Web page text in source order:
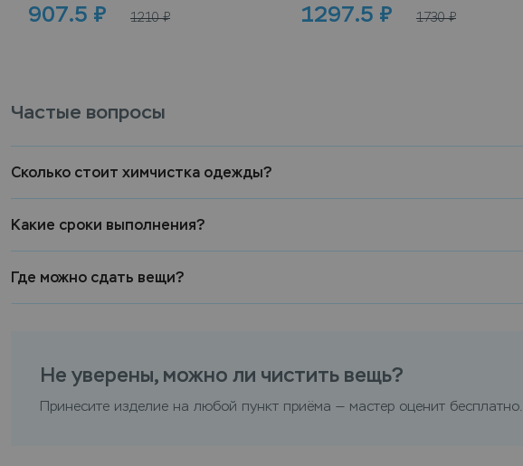
907.5 ₽ 1210 ₽ 1297.5 ₽ 1730 ₽
Частые вопросы
Сколько стоит химчистка одежды?
Какие сроки выполнения?
Где можно сдать вещи?
Не уверены, можно ли чистить вещь?
Принесите изделие на любой пункт приёма — мастер оценит бесплатно.